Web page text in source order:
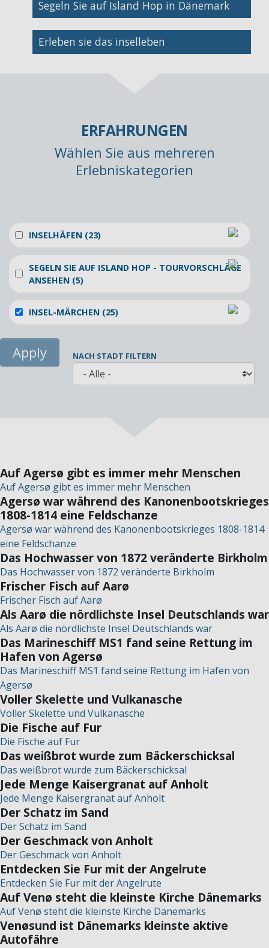
Segeln Sie auf Island Hop in Dänemark
Bild
Erleben sie das inselleben
ERFAHRUNGEN
Wählen Sie aus mehreren
Erlebniskategorien
INSELHÄFEN (23)
SEGELN SIE AUF ISLAND HOP - TOURVORSCHLÄGE
ANSEHEN (5)
INSEL-MÄRCHEN (25)
NACH STADT FILTERN
Auf Agersø gibt es immer mehr Menschen
Auf Agersø gibt es immer mehr Menschen
Agersø war während des Kanonenbootskrieges
1808-1814 eine Feldschanze
Agersø war während des Kanonenbootskrieges 1808-1814
eine Feldschanze
Das Hochwasser von 1872 veränderte Birkholm
Das Hochwasser von 1872 veränderte Birkholm
Frischer Fisch auf Aarø
Frischer Fisch auf Aarø
Als Aarø die nördlichste Insel Deutschlands war
Als Aarø die nördlichste Insel Deutschlands war
Das Marineschiff MS1 fand seine Rettung im
Hafen von Agersø
Das Marineschiff MS1 fand seine Rettung im Hafen von
Agersø
Voller Skelette und Vulkanasche
Voller Skelette und Vulkanasche
Die Fische auf Fur
Die Fische auf Fur
Das weißbrot wurde zum Bäckerschicksal
Das weißbrot wurde zum Bäckerschicksal
Jede Menge Kaisergranat auf Anholt
Jede Menge Kaisergranat auf Anholt
Der Schatz im Sand
Der Schatz im Sand
Der Geschmack von Anholt
Der Geschmack von Anholt
Entdecken Sie Fur mit der Angelrute
Entdecken Sie Fur mit der Angelrute
Auf Venø steht die kleinste Kirche Dänemarks
Auf Venø steht die kleinste Kirche Dänemarks
Venøsund ist Dänemarks kleinste aktive
Autofähre